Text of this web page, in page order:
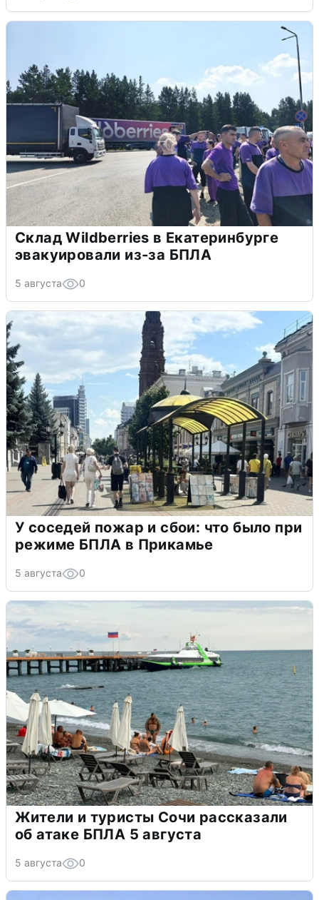
Склад Wildberries в Екатеринбурге
эвакуировали из-за БПЛА
5 августа 0
У соседей пожар и сбои: что было при
режиме БПЛА в Прикамье
5 августа 0
Жители и туристы Сочи рассказали
об атаке БПЛА 5 августа
5 августа 0